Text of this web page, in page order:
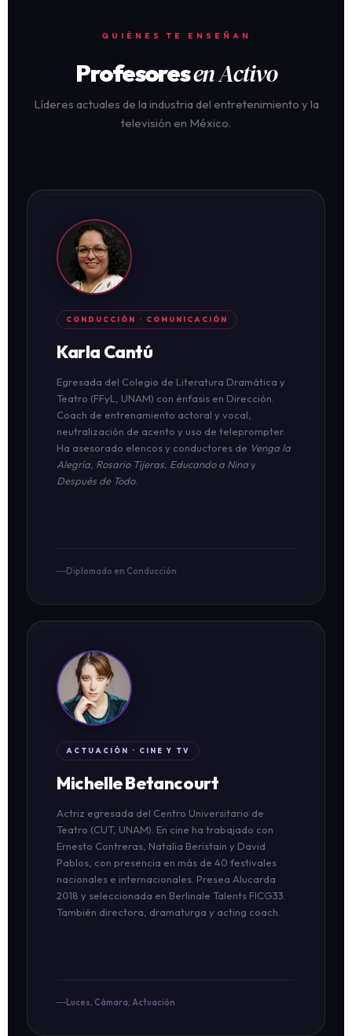
QUIÉNES TE ENSEÑAN
Profesoresen Activo
Líderes actuales de la industria del entretenimiento y la
televisión en México.
CONDUCCIÓN · COMUNICACIÓN
Karla Cantú
Egresada del Colegio de Literatura Dramática y
Teatro (FFyL, UNAM) con énfasis en Dirección.
Coach de entrenamiento actoral y vocal,
neutralización de acento y uso de teleprompter.
Ha asesorado elencos y conductores de Venga la
Alegría Rosario Tijeras Educando a Ninay
Después de Todo.
Diplomado en Conducción
ACTUACIÓN · CINE Y TV
Michelle Betancourt
Actriz egresada del Centro Universitario de
Teatro (CUT, UNAM). En cine ha trabajado con
Ernesto Contreras, Natalia Beristain y David
Pablos, con presencia en más de 40 festivales
nacionales e internacionales. Presea Alucarda
2018 y seleccionada en Berlinale Talents FICG33.
También directora, dramaturga y acting coach.
Luces, Cámara, Actuación